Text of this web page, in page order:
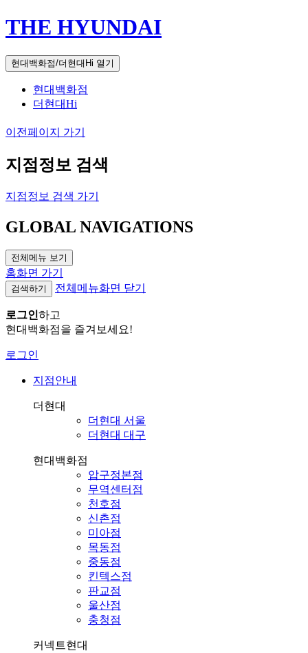
THE HYUNDAI
현대백화점/더현대Hi 열기
현대백화점
더현대Hi
이전페이지 가기
지점정보 검색
지점정보 검색 가기
GLOBAL NAVIGATIONS
전체메뉴 보기
홈화면 가기
검색하기 전체메뉴화면 닫기
로그인하고
현대백화점을 즐겨보세요!
로그인
지점안내
더현대
더현대 서울
더현대 대구
현대백화점
압구정본점
무역센터점
천호점
신촌점
미아점
목동점
중동점
킨텍스점
판교점
울산점
충청점
커넥트현대